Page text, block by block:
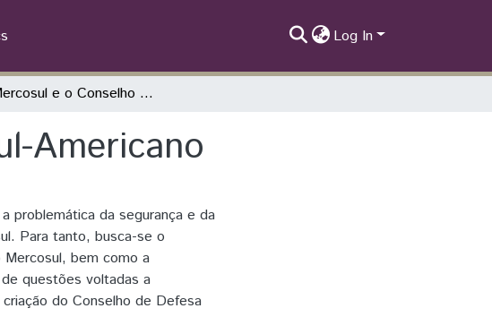
Log In
o Mercosul e o Conselho de Defesa Sul-Americano
Americano
problemática da segurança e da
Para tanto, busca-se o
bem como a
questões voltadas a
do Conselho de Defesa